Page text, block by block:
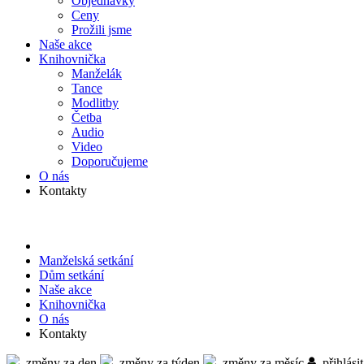
Ceny
Prožili jsme
Naše akce
Knihov­nička
Manželák
Tance
Modlitby
Četba
Audio
Video
Doporu­čujeme
O nás
Kontakty
Manželská setkání
Dům setkání
Naše akce
Knihov­nička
O nás
Kontakty